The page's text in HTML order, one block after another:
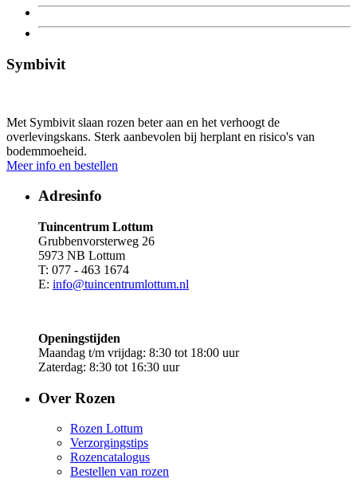
Symbivit
Met Symbivit slaan rozen beter aan en het verhoogt de
overlevingskans. Sterk aanbevolen bij herplant en risico's van
bodemmoeheid.
Meer info en bestellen
Adresinfo
Tuincentrum Lottum
Grubbenvorsterweg 26
5973 NB Lottum
T: 077 - 463 1674
E: info@tuincentrumlottum.nl
Openingstijden
Maandag t/m vrijdag: 8:30 tot 18:00 uur
Zaterdag: 8:30 tot 16:30 uur
Over Rozen
Rozen Lottum
Verzorgingstips
Rozencatalogus
Bestellen van rozen